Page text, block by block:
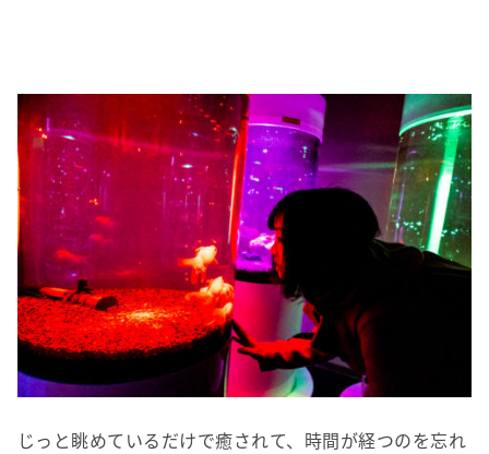
じっと眺めているだけで癒されて、時間が経つのを忘れ